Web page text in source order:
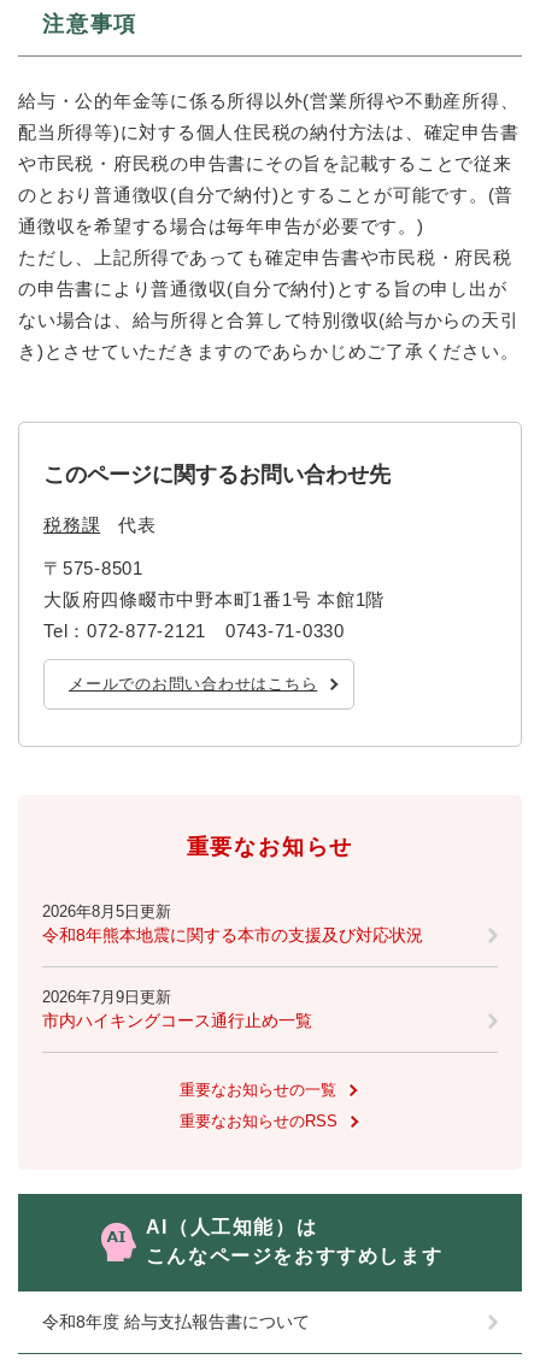
注意事項
給与・公的年金等に係る所得以外(営業所得や不動産所得、
配当所得等)に対する個人住民税の納付方法は、確定申告書
や市民税・府民税の申告書にその旨を記載することで従来
のとおり普通徴収(自分で納付)とすることが可能です。(普
通徴収を希望する場合は毎年申告が必要です。)
ただし、上記所得であっても確定申告書や市民税・府民税
の申告書により普通徴収(自分で納付)とする旨の申し出が
ない場合は、給与所得と合算して特別徴収(給与からの天引
き)とさせていただきますのであらかじめご了承ください。
このページに関するお問い合わせ先
税務課 代表
〒575-8501
大阪府四條畷市中野本町1番1号 本館1階
Tel：072-877-2121 0743-71-0330
メールでのお問い合わせはこちら
重要なお知らせ
2026年8月5日更新
令和8年熊本地震に関する本市の支援及び対応状況
2026年7月9日更新
市内ハイキングコース通行止め一覧
重要なお知らせの一覧
重要なお知らせのRSS
AI（人工知能）は
こんなページをおすすめします
令和8年度 給与支払報告書について